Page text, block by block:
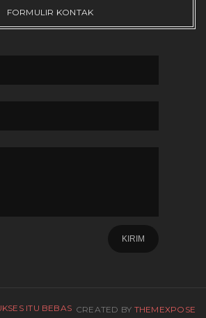
FORMULIR KONTAK
ITU BEBAS CREATED BY THEMEXPOSE